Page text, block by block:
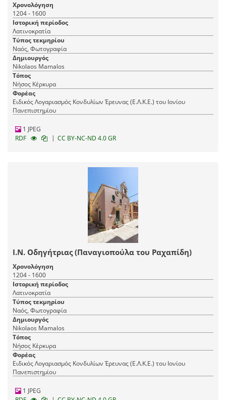
Χρονολόγηση
1204 - 1600
Ιστορική περίοδος
Λατινοκρατία
Τύπος τεκμηρίου
Ναός, Φωτογραφία
Δημιουργός
Nikolaos Mamalos
Τόπος
Νήσος Κέρκυρα
Φορέας
Ειδικός Λογαριασμός Κονδυλίων Έρευνας (Ε.Λ.Κ.Ε.) του Ιονίου
Πανεπιστημίου
1 JPEG
RDF
| CC BY-NC-ND 4.0 GR
Ι.Ν. Οδηγήτριας (Παναγιοπούλα του Ραχαπίδη)
Χρονολόγηση
1204 - 1600
Ιστορική περίοδος
Λατινοκρατία
Τύπος τεκμηρίου
Ναός, Φωτογραφία
Δημιουργός
Nikolaos Mamalos
Τόπος
Νήσος Κέρκυρα
Φορέας
Ειδικός Λογαριασμός Κονδυλίων Έρευνας (Ε.Λ.Κ.Ε.) του Ιονίου
Πανεπιστημίου
1 JPEG